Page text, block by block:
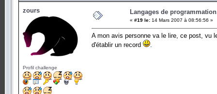
zours
Profil challenge
Langages de
« #19 le: 14 Mars 2007 à 08:56:56 »
A mon avis personne va le lire, ce post, vu
d'établir un record